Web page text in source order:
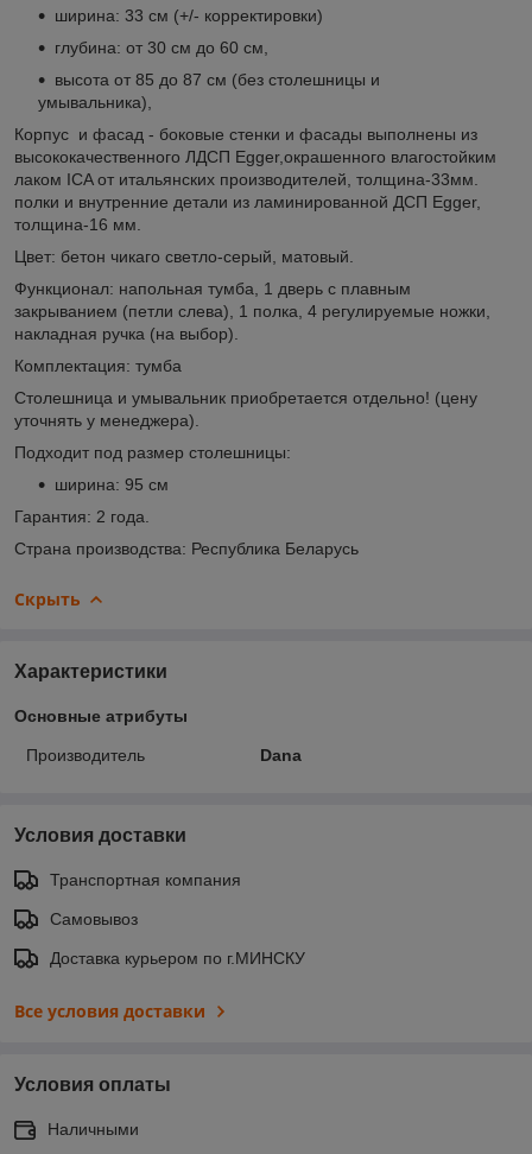
ширина: 33 см (+/- корректировки)
глубина: от 30 см до 60 см,
высота от 85 до 87 см (без столешницы и
умывальника),
Корпус и фасад - боковые стенки и фасады выполнены из
высококачественного ЛДСП Egger,окрашенного влагостойким
лаком ICA от итальянских производителей, толщина-33мм.
полки и внутренние детали из ламинированной ДСП Egger,
толщина-16 мм.
Цвет: бетон чикаго светло-серый, матовый.
Функционал: напольная тумба, 1 дверь с плавным
закрыванием (петли слева), 1 полка, 4 регулируемые ножки,
накладная ручка (на выбор).
Комплектация: тумба
Столешница и умывальник приобретается отдельно! (цену
уточнять у менеджера).
Подходит под размер столешницы:
ширина: 95 см
Гарантия: 2 года.
Страна производства: Республика Беларусь
Скрыть
Характеристики
Основные атрибуты
Производитель Dana
Условия доставки
Транспортная компания
Самовывоз
Доставка курьером по г.МИНСКУ
Все условия доставки
Условия оплаты
Наличными